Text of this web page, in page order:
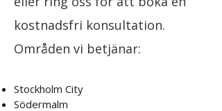
kostnadsfri konsultation.
Områden vi betjänar:
Stockholm City
Södermalm